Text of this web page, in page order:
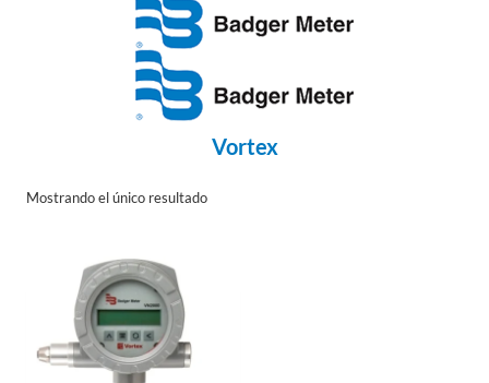
Vortex
Mostrando el único resultado